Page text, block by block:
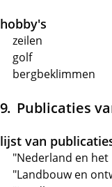
hobby's
zeilen
golf
bergbeklimmen
Publicaties
lijst van
"Nederland en het
"Landbouw en